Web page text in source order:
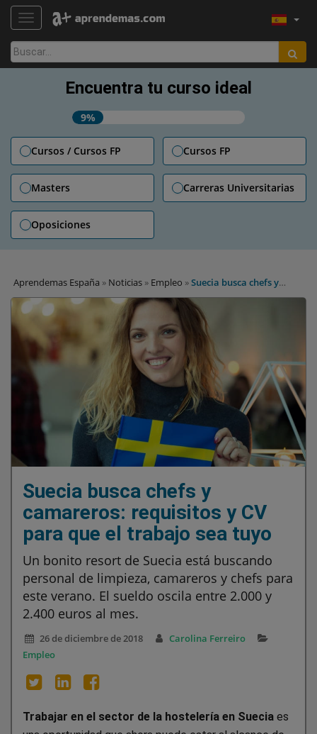
TOGGLE NAVIGATION
Buscar:
Encuentra tu curso ideal
9%
Cursos / Cursos FP Cursos FP
Masters Carreras Universitarias
Oposiciones
Aprendemas España » Noticias » Empleo »Suecia busca chefs y
camareros: requisitos y CV para que el trabajo sea tuyo
Suecia busca chefs y
camareros: requisitos y CV
para que el trabajo sea tuyo
Un bonito resort de Suecia está buscando
personal de limpieza, camareros y chefs para
este verano. El sueldo oscila entre 2.000 y
2.400 euros al mes.
26 de diciembre de 2018
Carolina Ferreiro
Empleo
Trabajar en el sector de la hostelería en Suecia es